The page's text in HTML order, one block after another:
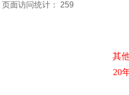
页面访问统计： 259
其
20